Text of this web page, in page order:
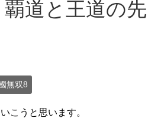
道と王道の先
無双8
こうと思います。